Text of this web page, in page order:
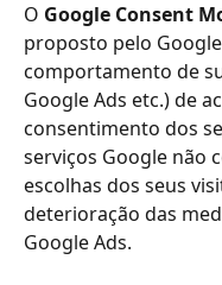
O Google Consent
proposto pelo
comportamento de
Google Ads etc.) de
consentimento dos
serviços Google não
escolhas dos seus
deterioração das
Google Ads.